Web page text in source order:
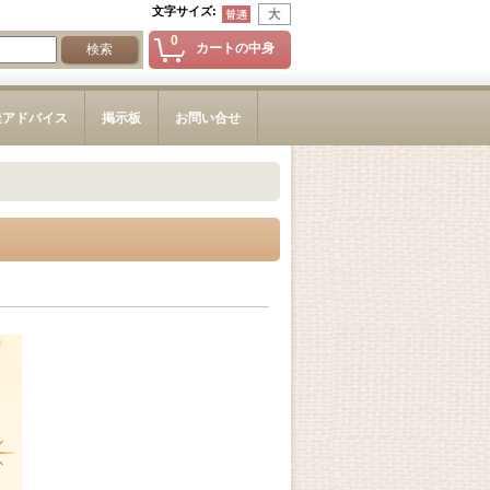
文字サイズ:
0 カートの中身
ドバイス 掲示板 お問い合せ